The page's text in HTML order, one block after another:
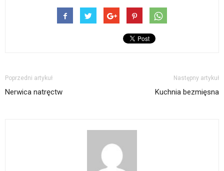
Poprzedni artykuł
Nerwica natręctw
Następny artykuł
Kuchnia bezmięsna